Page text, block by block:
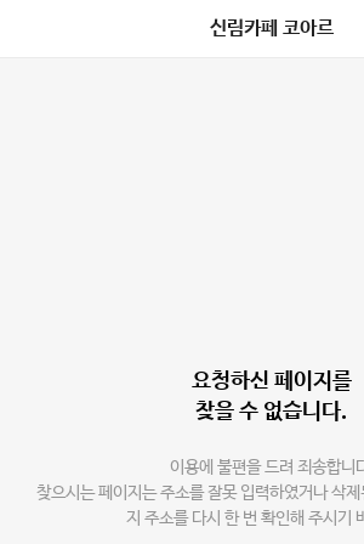
신림카페 코아르
요청하신 페이지를
찾을 수 없습니다.
이용에 불편을 드려 죄송합니
찾으시는 페이지는 주소를 잘못 입력하였거나 삭제
지 주소를 다시 한 번 확인해 주시기